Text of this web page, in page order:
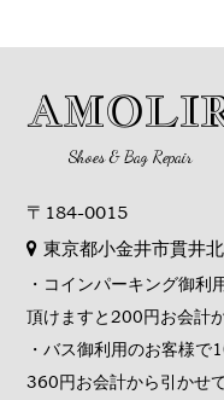
Shoes & Bag Repair
〒184-0015
東京都小金井市貫井
・コインパーキング御
頂けますと200円お会計
・バス御利用のお客様
360円お会計から引かせ